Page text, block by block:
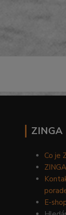
ZINGA
Co je
E-